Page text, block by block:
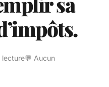
lecture💬 Aucun